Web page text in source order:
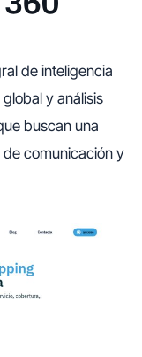
de inteligencia
y análisis
buscan una
comunicación y